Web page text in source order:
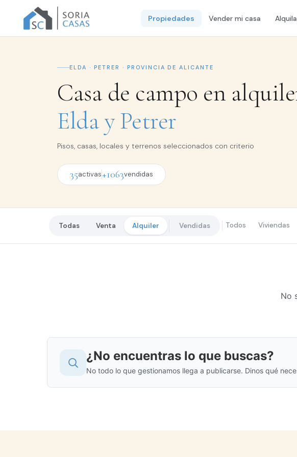
Propiedades Vender mi casa
ELDA · PETRER · PROVINCIA DE ALICANTE
Casa de campo en
Elda y Petrer
Pisos, casas, locales y terrenos seleccionados con criterio
35activas+1063vendidas
Todas Venta Alquiler Vendidas Todos Viviendas
No
¿No encuentras lo que buscas?
No todo lo que gestionamos llega a publicarse. Dinos qué